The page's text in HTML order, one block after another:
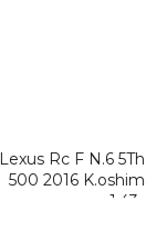
Lexus Rc F N.6
500 2016
1:43